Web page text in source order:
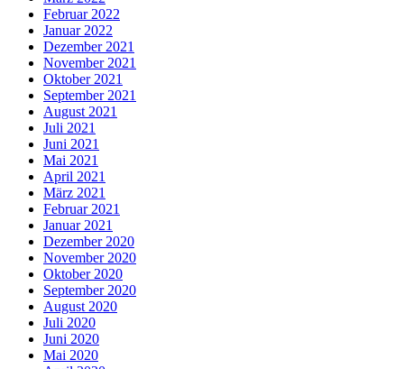
Februar 2022
Januar 2022
Dezember 2021
November 2021
Oktober 2021
September 2021
August 2021
Juli 2021
Juni 2021
Mai 2021
April 2021
März 2021
Februar 2021
Januar 2021
Dezember 2020
November 2020
Oktober 2020
September 2020
August 2020
Juli 2020
Juni 2020
Mai 2020